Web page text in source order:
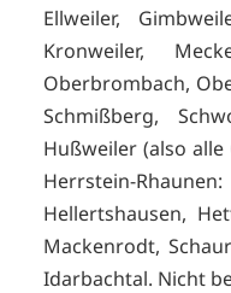
Ellweiler,
Kronweiler,
Oberbrombach,
Schmißberg,
Hußweiler (also
Herrstein-
Hellertshausen,
Mackenrodt,
Idarbachtal. Nicht